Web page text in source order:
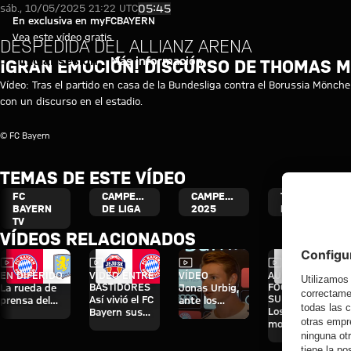
Vídeo - ¡Gran emoción!
Reproducir vídeo
En exclusiva en myFCBAYERN
Vea este vídeo gratis
Iniciar sesión Más información
sáb., 10/05/2025 21:22 UTC05:45
DESPEDIDA DEL ALLIANZ ARENA
¡GRAN EMOCIÓN! DISCURSO DE THOMAS
Vídeo: Tras el partido en casa de la Bundesliga contra el Borussia
con un discurso en el estadio.
© FC Bayern
TEMAS DE ESTE VÍDEO
FC
BAYERN
TV
CAMPEONATO
DE LIGA
CAMPEONES
2025
THOMAS
MÜLLER
VÍDEOS RELACIONADOS
Vídeo
EN DIFERIDO
La rueda de
prensa del
Vídeo
VÍDEO ENTRE
BASTIDORES
Así vivió el FC
Bayern sus
Vídeo
VÍDEO
Jonas Urbig,
ante los
medios en
Vídeo
AUDI
FOOTBALL
SUMMIT
Los mejores
momentos del
partido contra